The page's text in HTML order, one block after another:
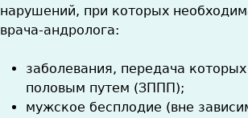
нарушений, при которых
врача-андролога:
заболевания, передача
половым путем (ЗППП);
мужское бесплодие (вне